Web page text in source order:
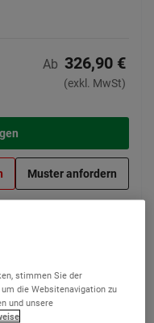
Ab 326,90 €
(exkl. MwSt)
Muster anfordern
wasserdichter
für Balkone und
stimmen Sie der
die Websitenavigation zu
und unsere